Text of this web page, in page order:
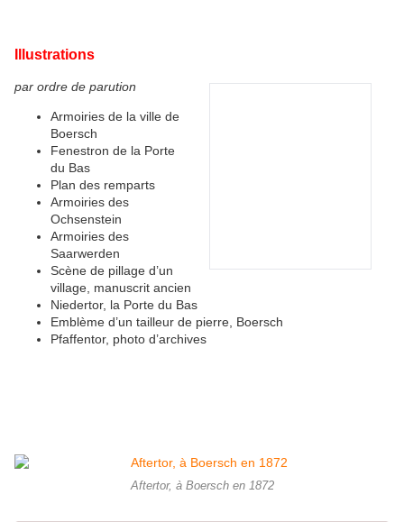
Illustrations
par ordre de parution
Armoiries de la ville de
Boersch
Fenestron de la Porte
du Bas
Plan des remparts
Armoiries des
Ochsenstein
Armoiries des
Saarwerden
Scène de pillage d’un
village, manuscrit ancien
Niedertor, la Porte du Bas
Emblème d’un tailleur de pierre, Boersch
Pfaffentor, photo d’archives
Aftertor, à Boersch en 1872